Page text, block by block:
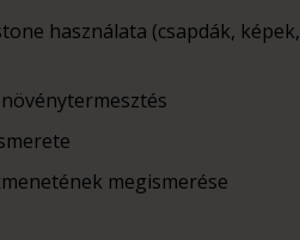
használata (csapdák, képek,
megismerése